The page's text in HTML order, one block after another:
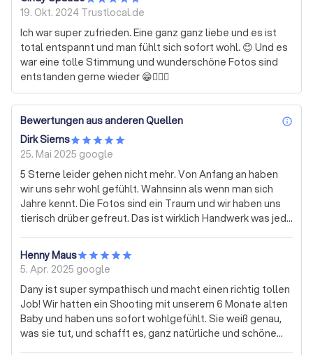
19. Okt. 2024 Trustlocal.de
Ich war super zufrieden. Eine ganz ganz liebe und es ist
total entspannt und man fühlt sich sofort wohl. 😊 Und es
war eine tolle Stimmung und wunderschöne Fotos sind
entstanden gerne wieder 😁👍🏻🥰
Bewertungen aus anderen Quellen
Dirk Siems
25. Mai 2025 google
5 Sterne leider gehen nicht mehr. Von Anfang an haben
wir uns sehr wohl gefühlt. Wahnsinn als wenn man sich
Jahre kennt. Die Fotos sind ein Traum und wir haben uns
tierisch drüber gefreut. Das ist wirklich Handwerk was jede
Immer wieder gerne liebe Dany.
Henny Maus
5. Apr. 2025 google
Dany ist super sympathisch und macht einen richtig tollen
Job! Wir hatten ein Shooting mit unserem 6 Monate alten
Baby und haben uns sofort wohlgefühlt. Sie weiß genau,
was sie tut, und schafft es, ganz natürliche und schöne